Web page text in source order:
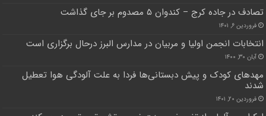
تصادف در جاده کرج – کندوان ۵ مصدوم بر جای گذاشت
فروردین ۶, ۱۴۰۱
انتخابات انجمن اولیا و مربیان در مدارس البرز درحال برگزاری است
آبان ۳۰, ۱۴۰۰
مهد‌های کودک و پیش دبستانی‌ها فردا به علت آلودگی هوا تعطیل
شدند
فروردین ۲۰, ۱۴۰۱